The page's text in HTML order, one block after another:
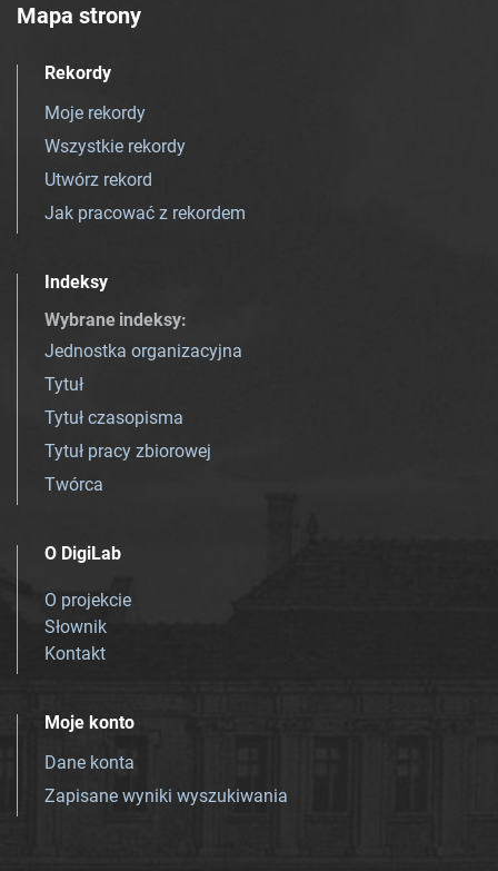
Mapa strony
Rekordy
Moje rekordy
Wszystkie rekordy
Utwórz rekord
Jak pracować z rekordem
Indeksy
Wybrane indeksy:
Jednostka organizacyjna
Tytuł
Tytuł czasopisma
Tytuł pracy zbiorowej
Twórca
O DigiLab
O projekcie
Słownik
Kontakt
Moje konto
Dane konta
Zapisane wyniki wyszukiwania